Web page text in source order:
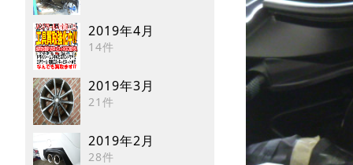
2019年4月
14件
2019年3月
21件
2019年2月
28件